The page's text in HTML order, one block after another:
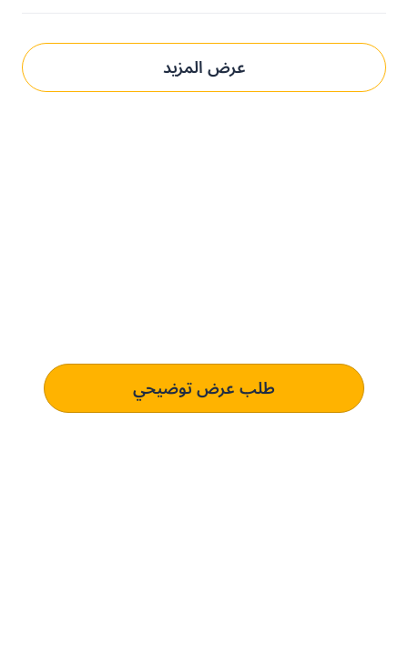
عرض المزيد
طلب عرض توضيحي